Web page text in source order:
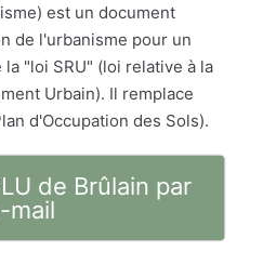
est un document
de l'urbanisme pour un
"loi SRU" (loi relative à la
Urbain). Il remplace
d'Occupation des Sols).
de Brûlain par
mail